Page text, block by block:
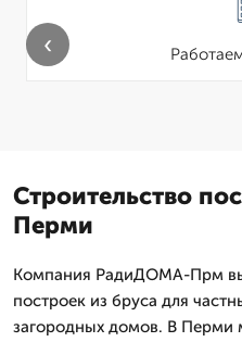
‹
Строительство
Перми
Компания РадиДОМА-Прм
построек из бруса для
загородных домов. В Перми